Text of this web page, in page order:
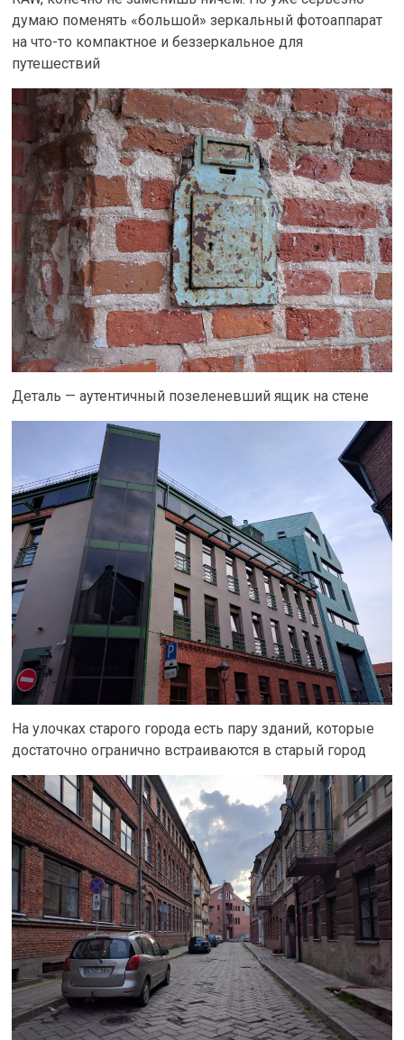
думаю поменять «большой» зеркальный фотоаппарат
на что-то компактное и беззеркальное для
путешествий
Деталь — аутентичный позеленевший ящик на стене
На улочках старого города есть пару зданий, которые
достаточно огранично встраиваются в старый город